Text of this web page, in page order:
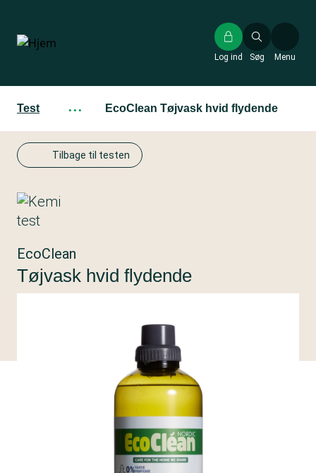
hovedindhold
Søg
Log ind Menu
Test ··· EcoClean Tøjvask hvid flydende
Tilbage til testen
EcoClean
Tøjvask hvid flydende